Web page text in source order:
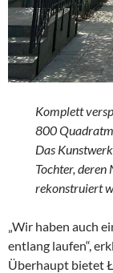
Komplett
800
Das
Tochter,
rekonstruiert
„Wir haben auch
entlang laufen“,
Überhaupt bietet